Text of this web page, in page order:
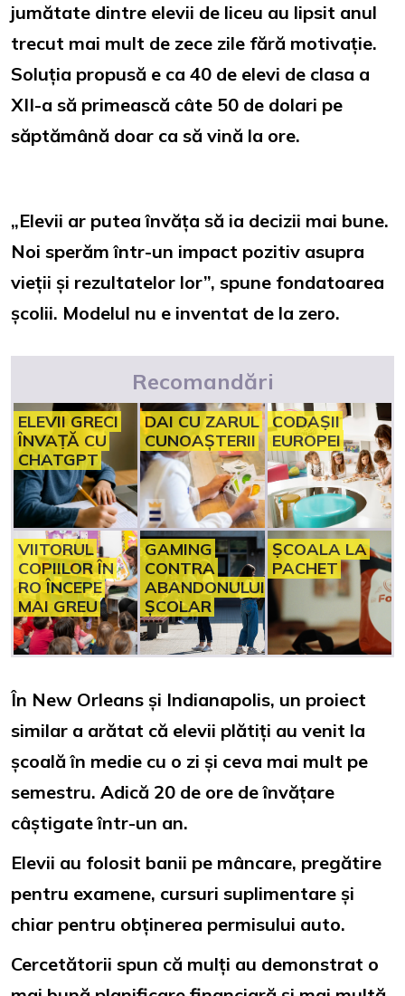
jumătate dintre elevii de liceu au lipsit anul
trecut mai mult de zece zile fără motivație.
Soluția propusă e ca 40 de elevi de clasa a
XII-a să primească câte 50 de dolari pe
săptămână doar ca să vină la ore.
„Elevii ar putea învăța să ia decizii mai bune.
Noi sperăm într-un impact pozitiv asupra
vieții și rezultatelor lor”, spune fondatoarea
școlii. Modelul nu e inventat de la zero.
Recomandări
ELEVII GRECI
ÎNVAȚĂ CU
CHATGPT
DAI CU ZARUL
CUNOAȘTERII
CODAȘII
EUROPEI
VIITORUL
COPIILOR ÎN
RO ÎNCEPE
MAI GREU
GAMING
CONTRA
ABANDONULUI
ȘCOLAR
ȘCOALA LA
PACHET
În New Orleans și Indianapolis, un proiect
similar a arătat că elevii plătiți au venit la
școală în medie cu o zi și ceva mai mult pe
semestru. Adică 20 de ore de învățare
câștigate într-un an.
Elevii au folosit banii pe mâncare, pregătire
pentru examene, cursuri suplimentare și
chiar pentru obținerea permisului auto.
Cercetătorii spun că mulți au demonstrat o